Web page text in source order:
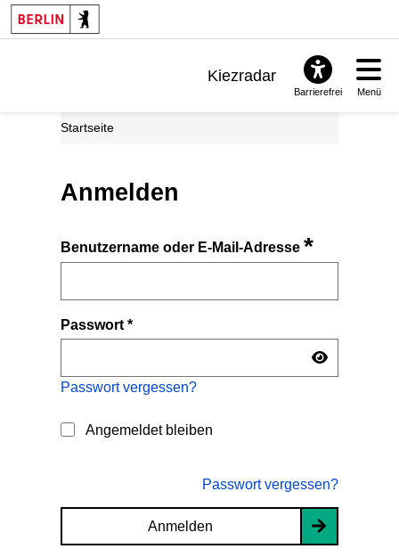
Kiezradar
Barrierefrei Menü
Startseite
Anmelden
Benutzername oder E-Mail-Adresse*
Passwort*
Passwort vergessen?
Angemeldet bleiben
Passwort vergessen?
Anmelden